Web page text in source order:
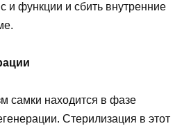
и функции и сбить внутренние
самки находится в фазе
Стерилизация в этот